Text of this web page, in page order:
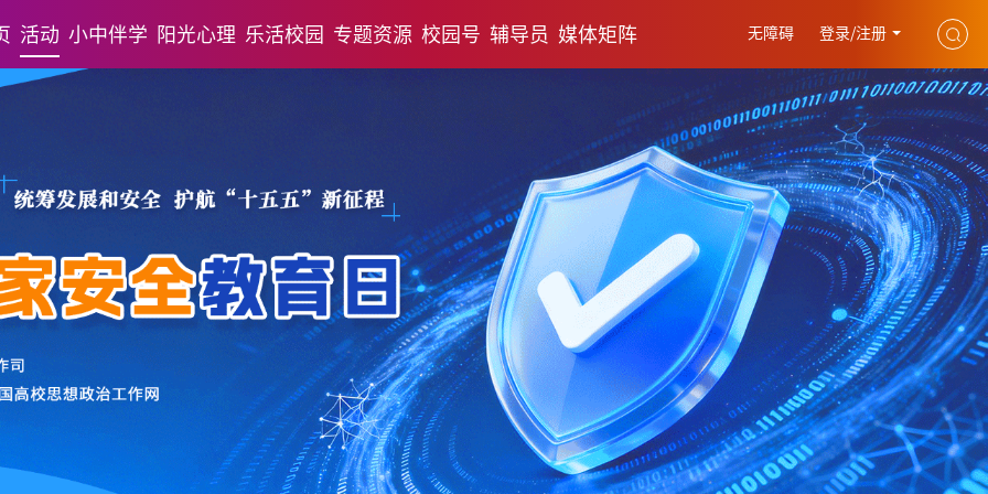
活动 小中伴学 阳光心理 乐活校园 专题资源 校园号 辅导员 媒体矩阵 无障碍 登录/注册